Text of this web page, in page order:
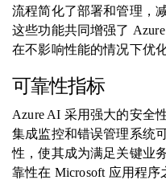
流程简化了部署和管理，
这些功能共同增强了
在不影响性能的情况下优
可靠性指标
Azure AI 采用强大的安全
集成监控和错误管理系统
性，使其成为满足关键业
靠性在 Microsoft 应用程